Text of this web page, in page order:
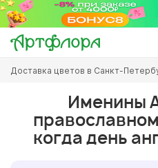
Перейти
основному
содержанию
Вы
здесь
Доставка цветов в Санкт-
Именины
когда день